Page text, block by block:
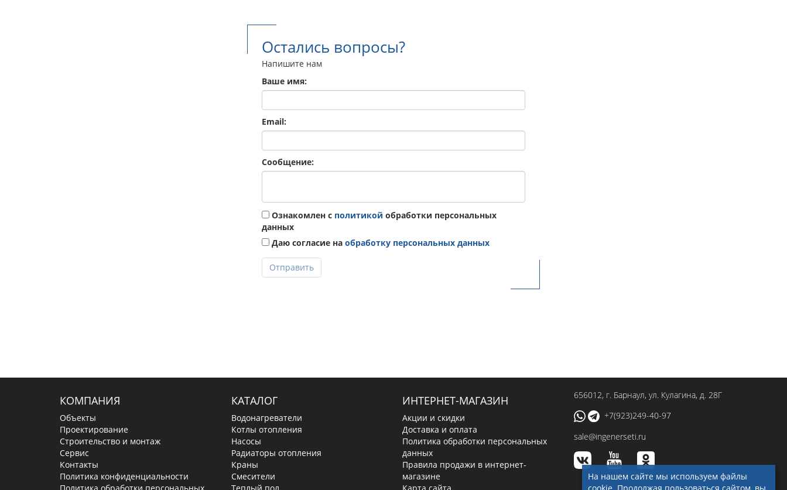
Остались вопросы?
Напишите нам
Ваше имя:
Email:
Сообщение:
Ознакомлен с политикой обработки персональных
данных
Даю согласие на обработку персональных данных
Отправить
КОМПАНИЯ
Объекты
Проектирование
Строительство и монтаж
Сервис
Контакты
Политика конфиденциальности
КАТАЛОГ
Водонагреватели
Котлы отопления
Насосы
Радиаторы отопления
Краны
Смесители
ИНТЕРНЕТ-МАГАЗИН
Акции и скидки
Доставка и оплата
Политика обработки персональных
данных
Правила продажи в интернет-
магазине
656012, г. Барнаул, ул. Кулагина, д. 28Г
+7(923)249-40-97
sale@ingenerseti.ru
На нашем сайте мы используем файлы